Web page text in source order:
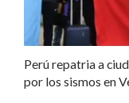
Perú repatria a
por los sismos en